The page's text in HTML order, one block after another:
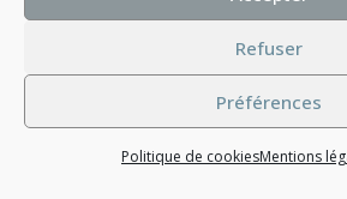
Refuser
Préférences
Politique de cookiesMentions